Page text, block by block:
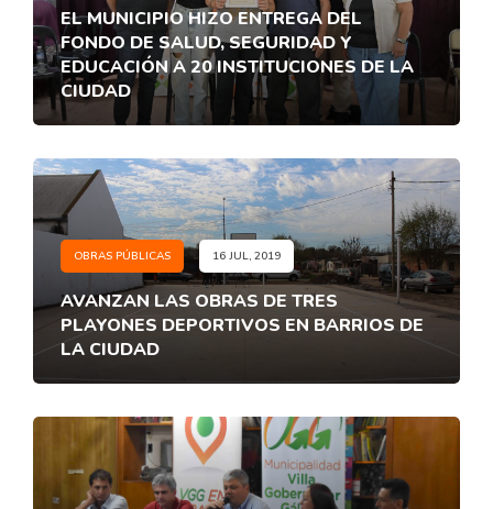
EL MUNICIPIO HIZO ENTREGA DEL
FONDO DE SALUD, SEGURIDAD Y
EDUCACIÓN A 20 INSTITUCIONES DE LA
CIUDAD
OBRAS PÚBLICAS 16 JUL, 2019
AVANZAN LAS OBRAS DE TRES
PLAYONES DEPORTIVOS EN BARRIOS DE
LA CIUDAD